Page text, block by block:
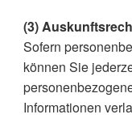
(3)
Sofern
können Sie
Informationen